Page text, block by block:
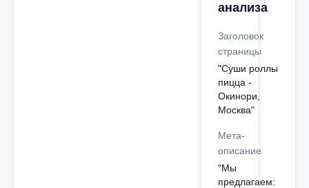
анализа
Заголовок
страницы
"Cуши роллы
пицца -
Окинори,
Москва"
Мета-
описание
"Мы
предлагаем: